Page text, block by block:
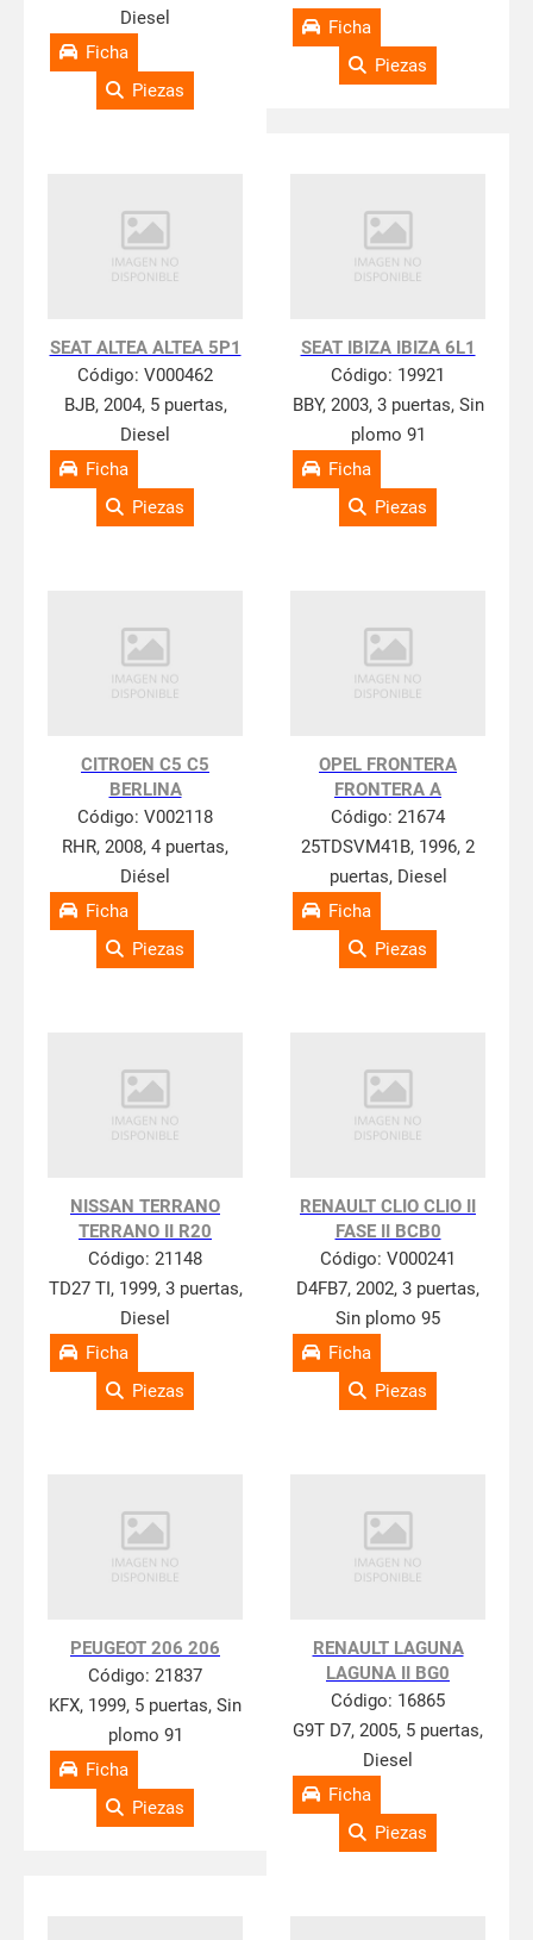
Diesel
Ficha
Piezas
Ficha
Piezas
SEAT ALTEA ALTEA 5P1
Código: V000462
BJB, 2004, 5 puertas,
Diesel
Ficha
Piezas
SEAT IBIZA IBIZA 6L1
Código: 19921
BBY, 2003, 3 puertas, Sin
plomo 91
Ficha
Piezas
CITROEN C5 C5
BERLINA
Código: V002118
RHR, 2008, 4 puertas,
Diésel
Ficha
Piezas
OPEL FRONTERA
FRONTERA A
Código: 21674
25TDSVM41B, 1996, 2
puertas, Diesel
Ficha
Piezas
NISSAN TERRANO
TERRANO II R20
Código: 21148
TD27 TI, 1999, 3 puertas,
Diesel
Ficha
Piezas
RENAULT CLIO CLIO II
FASE II BCB0
Código: V000241
D4FB7, 2002, 3 puertas,
Sin plomo 95
Ficha
Piezas
PEUGEOT 206 206
Código: 21837
KFX, 1999, 5 puertas, Sin
plomo 91
Ficha
Piezas
RENAULT LAGUNA
LAGUNA II BG0
Código: 16865
G9T D7, 2005, 5 puertas,
Diesel
Ficha
Piezas